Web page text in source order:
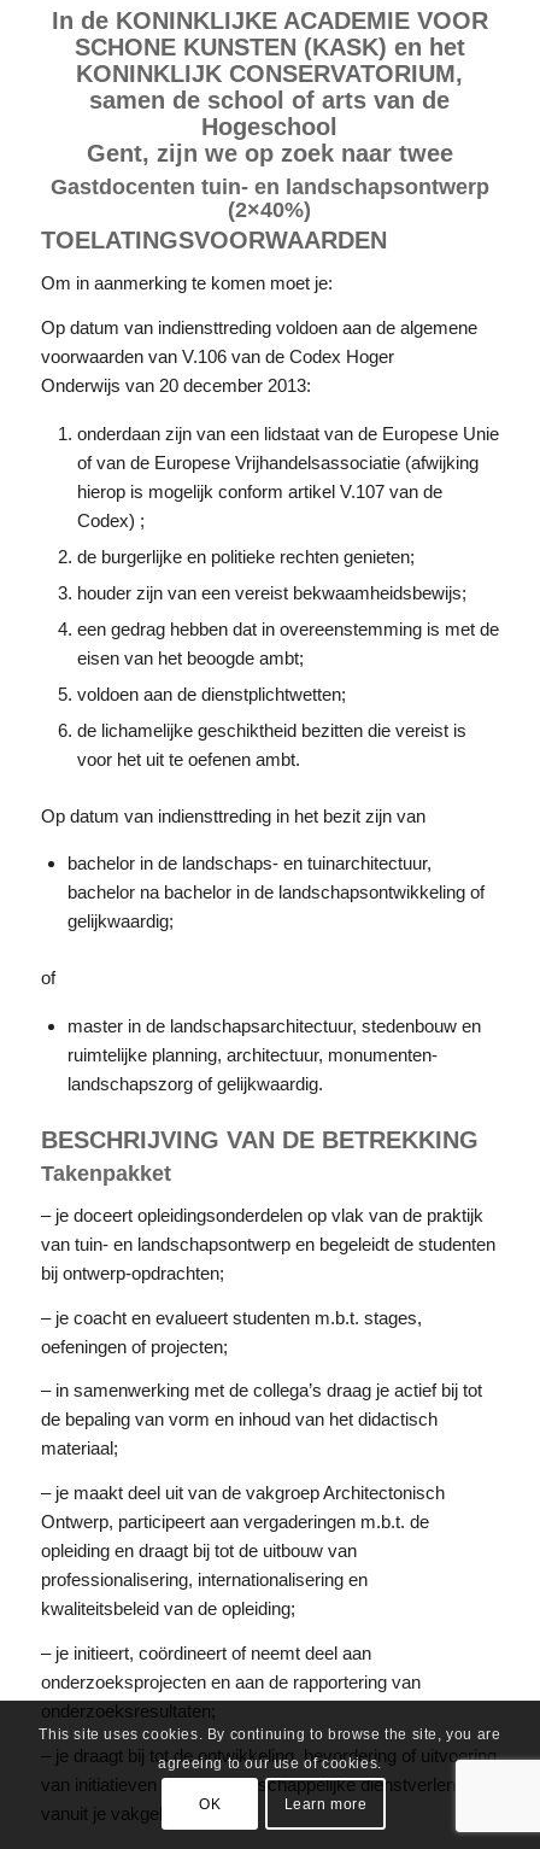
In de KONINKLIJKE ACADEMIE VOOR
SCHONE KUNSTEN (KASK) en het
KONINKLIJK CONSERVATORIUM,
samen de school of arts van de
Hogeschool
Gent, zijn we op zoek naar twee
Gastdocenten tuin- en landschapsontwerp
(2×40%)
TOELATINGSVOORWAARDEN
Om in aanmerking te komen moet je:
Op datum van indiensttreding voldoen aan de algemene
voorwaarden van V.106 van de Codex Hoger
Onderwijs van 20 december 2013:
onderdaan zijn van een lidstaat van de Europese Unie
of van de Europese Vrijhandelsassociatie (afwijking
hierop is mogelijk conform artikel V.107 van de
Codex) ;
de burgerlijke en politieke rechten genieten;
houder zijn van een vereist bekwaamheidsbewijs;
een gedrag hebben dat in overeenstemming is met de
eisen van het beoogde ambt;
voldoen aan de dienstplichtwetten;
de lichamelijke geschiktheid bezitten die vereist is
voor het uit te oefenen ambt.
Op datum van indiensttreding in het bezit zijn van
bachelor in de landschaps- en tuinarchitectuur,
bachelor na bachelor in de landschapsontwikkeling of
gelijkwaardig;
of
master in de landschapsarchitectuur, stedenbouw en
ruimtelijke planning, architectuur, monumenten-
landschapszorg of gelijkwaardig.
BESCHRIJVING VAN DE BETREKKING
Takenpakket
– je doceert opleidingsonderdelen op vlak van de praktijk
van tuin- en landschapsontwerp en begeleidt de studenten
bij ontwerp-opdrachten;
– je coacht en evalueert studenten m.b.t. stages,
oefeningen of projecten;
– in samenwerking met de collega’s draag je actief bij tot
de bepaling van vorm en inhoud van het didactisch
materiaal;
– je maakt deel uit van de vakgroep Architectonisch
Ontwerp, participeert aan vergaderingen m.b.t. de
opleiding en draagt bij tot de uitbouw van
professionalisering, internationalisering en
kwaliteitsbeleid van de opleiding;
– je initieert, coördineert of neemt deel aan
onderzoeksprojecten en aan de rapportering van
onderzoeksresultaten;
– je draagt bij tot de ontwikkeling, bevordering of uitvoering
van initiatieven inzake maatschappelijke dienstverlening
vanuit je vakgebied;
This site uses cookies. By continuing to browse the site, you are
agreeing to our use of cookies.
OK Learn more